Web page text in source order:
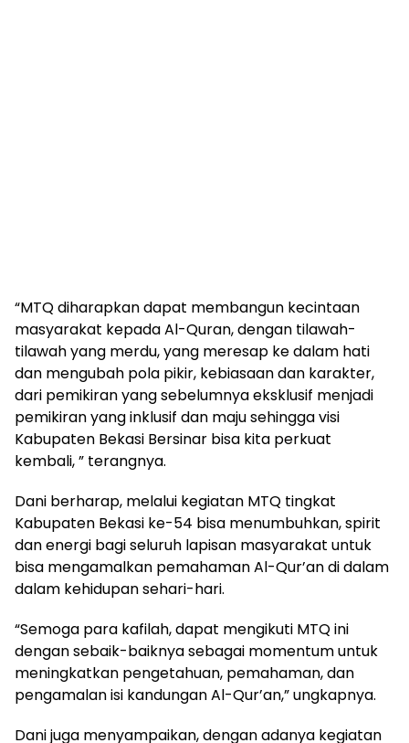
“MTQ diharapkan dapat membangun kecintaan
masyarakat kepada Al-Quran, dengan tilawah-
tilawah yang merdu, yang meresap ke dalam hati
dan mengubah pola pikir, kebiasaan dan karakter,
dari pemikiran yang sebelumnya eksklusif menjadi
pemikiran yang inklusif dan maju sehingga visi
Kabupaten Bekasi Bersinar bisa kita perkuat
kembali, ” terangnya.
Dani berharap, melalui kegiatan MTQ tingkat
Kabupaten Bekasi ke-54 bisa menumbuhkan, spirit
dan energi bagi seluruh lapisan masyarakat untuk
bisa mengamalkan pemahaman Al-Qur’an di dalam
dalam kehidupan sehari-hari.
“Semoga para kafilah, dapat mengikuti MTQ ini
dengan sebaik-baiknya sebagai momentum untuk
meningkatkan pengetahuan, pemahaman, dan
pengamalan isi kandungan Al-Qur’an,” ungkapnya.
Dani juga menyampaikan, dengan adanya kegiatan